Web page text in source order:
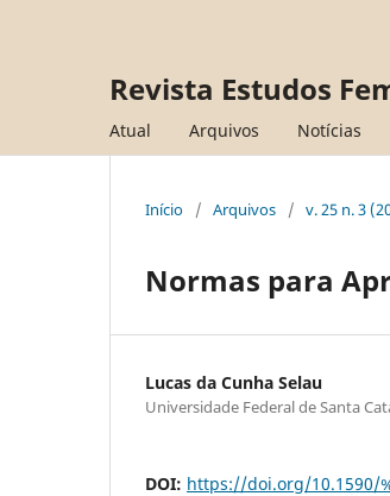
Revista Estudos
Atual Arquivos Notícias
Início / Arquivos / v. 25 n. 3
Normas para
Lucas da Cunha Selau
Universidade Federal de Santa
DOI: https://doi.org/10.1590/